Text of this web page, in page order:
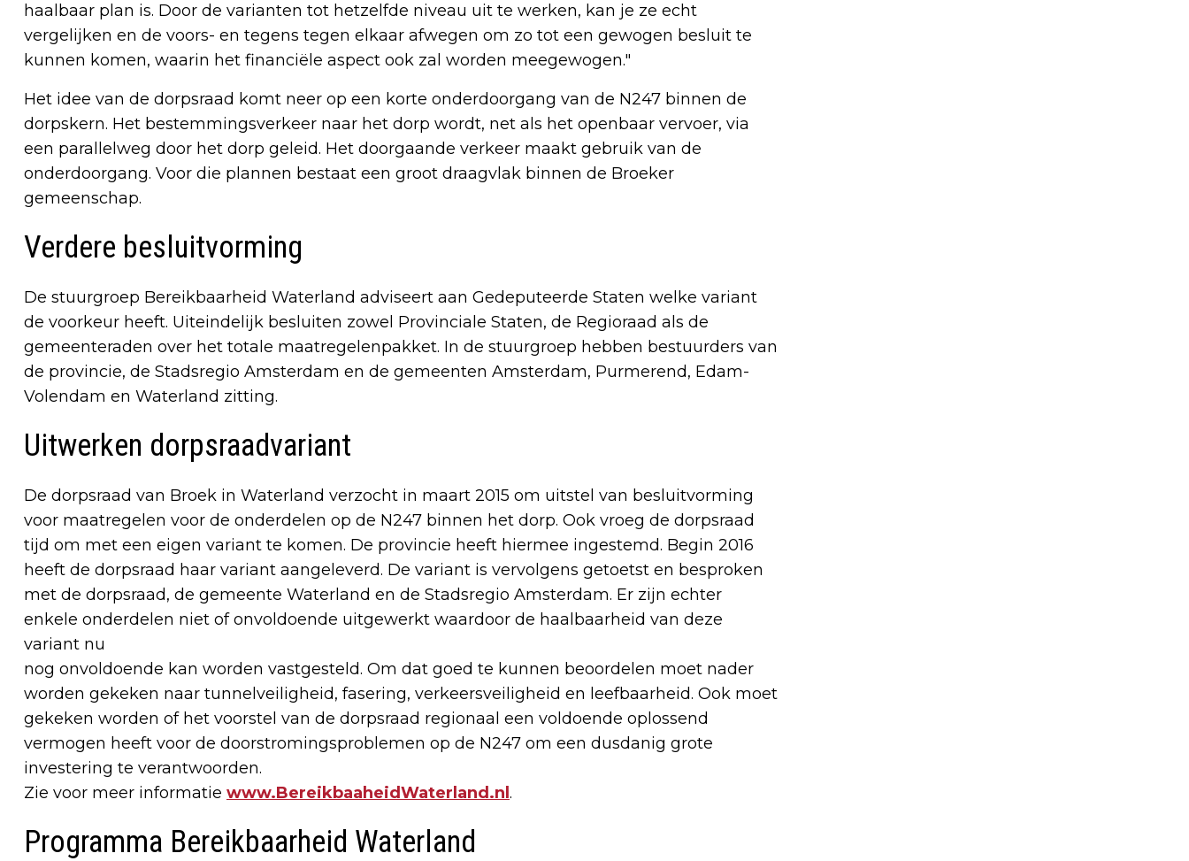
haalbaar plan is. Door de varianten tot hetzelfde niveau uit te werken, kan je ze echt
vergelijken en de voors- en tegens tegen elkaar afwegen om zo tot een gewogen besluit te
kunnen komen, waarin het financiële aspect ook zal worden meegewogen."
Het idee van de dorpsraad komt neer op een korte onderdoorgang van de N247 binnen de
dorpskern. Het bestemmingsverkeer naar het dorp wordt, net als het openbaar vervoer, via
een parallelweg door het dorp geleid. Het doorgaande verkeer maakt gebruik van de
onderdoorgang. Voor die plannen bestaat een groot draagvlak binnen de Broeker
gemeenschap.
Verdere besluitvorming
De stuurgroep Bereikbaarheid Waterland adviseert aan Gedeputeerde Staten welke variant
de voorkeur heeft. Uiteindelijk besluiten zowel Provinciale Staten, de Regioraad als de
gemeenteraden over het totale maatregelenpakket. In de stuurgroep hebben bestuurders van
de provincie, de Stadsregio Amsterdam en de gemeenten Amsterdam, Purmerend, Edam-
Volendam en Waterland zitting.
Uitwerken dorpsraadvariant
De dorpsraad van Broek in Waterland verzocht in maart 2015 om uitstel van besluitvorming
voor maatregelen voor de onderdelen op de N247 binnen het dorp. Ook vroeg de dorpsraad
tijd om met een eigen variant te komen. De provincie heeft hiermee ingestemd. Begin 2016
heeft de dorpsraad haar variant aangeleverd. De variant is vervolgens getoetst en besproken
met de dorpsraad, de gemeente Waterland en de Stadsregio Amsterdam. Er zijn echter
enkele onderdelen niet of onvoldoende uitgewerkt waardoor de haalbaarheid van deze
variant nu
nog onvoldoende kan worden vastgesteld. Om dat goed te kunnen beoordelen moet nader
worden gekeken naar tunnelveiligheid, fasering, verkeersveiligheid en leefbaarheid. Ook moet
gekeken worden of het voorstel van de dorpsraad regionaal een voldoende oplossend
vermogen heeft voor de doorstromingsproblemen op de N247 om een dusdanig grote
investering te verantwoorden.
Zie voor meer informatie www.BereikbaaheidWaterland.nl .
Programma Bereikbaarheid Waterland